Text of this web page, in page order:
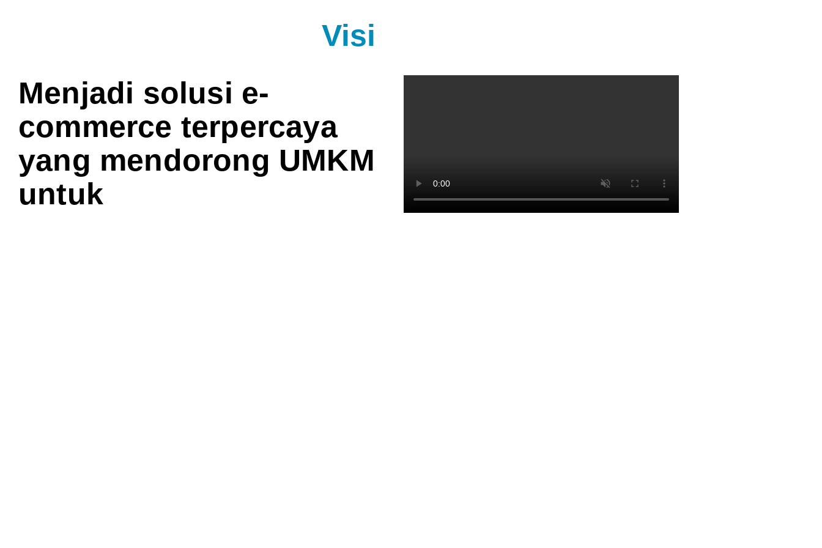
Visi
Menjadi solusi e-
commerce terpercaya
yang mendorong UMKM
untuk